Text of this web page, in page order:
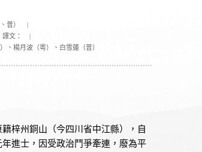
普）
|
譯文：
|
楊月波（粵）、白雪蓮（普）
梓州銅山（今四川省中江縣），自
進士，因受政治鬥爭牽連，廢為平